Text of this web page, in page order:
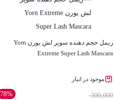
ریمل حجم دهنده سوپر لش یورن Yorn
Extreme Super Lash Mascara
موجود در انبار
78% 300,000